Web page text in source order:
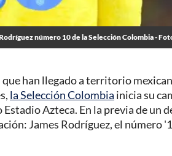
número 10 de la Selección Colombia -
han llegado a territorio
la Selección Colombia inicia su
Azteca. En la previa de un
James Rodríguez, el número